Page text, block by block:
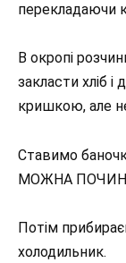
перекладаючи
В окропі
закласти хліб
кришкою, але
Ставимо
МОЖНА
Потім
холодильник.